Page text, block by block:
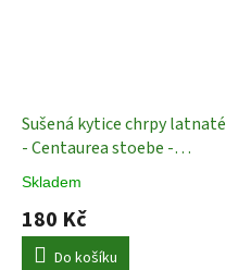
Sušená kytice chrpy latnaté
- Centaurea stoebe -
Lososová
Skladem
180 Kč
Do košíku